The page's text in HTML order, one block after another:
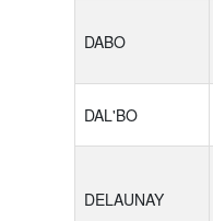
DABO
DAL'BO
DELAUNAY